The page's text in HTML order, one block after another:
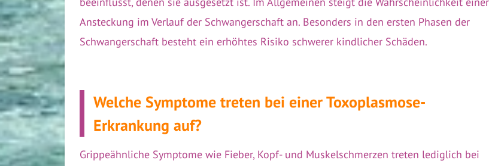
Ansteckung im Verlauf der Schwangerschaft an. Besonders in den ersten Phasen der
Schwangerschaft besteht ein erhöhtes Risiko schwerer kindlicher Schäden.
Welche Symptome treten bei einer Toxoplasmose-
Erkrankung auf?
Grippeähnliche Symptome wie Fieber, Kopf- und Muskelschmerzen treten lediglich bei